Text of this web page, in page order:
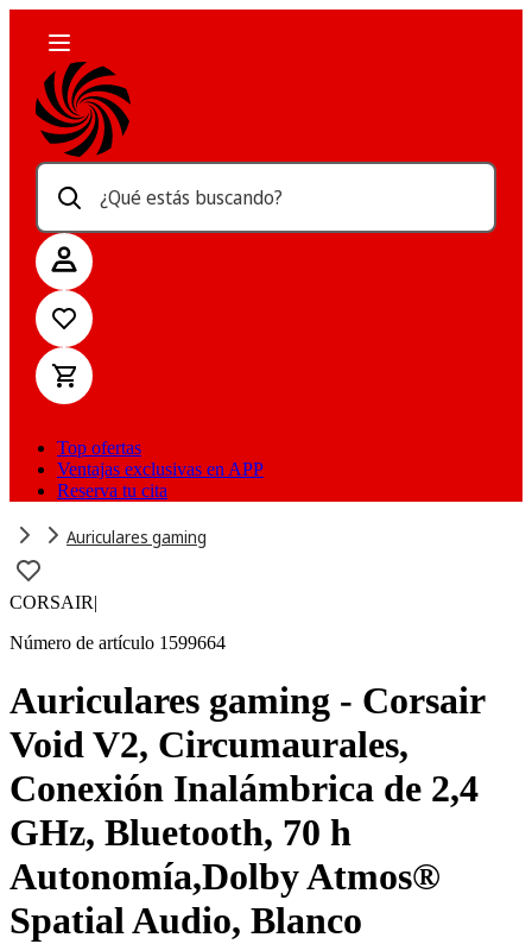
¿Qué estás buscando?
Top ofertas
Ventajas exclusivas en APP
Reserva tu cita
Auriculares gaming
CORSAIR|
Número de artículo 1599664
Auriculares gaming - Corsair
Void V2, Circumaurales,
Conexión Inalámbrica de 2,4
GHz, Bluetooth, 70 h
Autonomía,Dolby Atmos®
Spatial Audio, Blanco